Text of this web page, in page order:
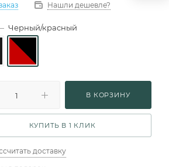
Нашли дешевле?
Черный/красный
В КОРЗИНУ
КУПИТЬ В 1 КЛИК
доставку